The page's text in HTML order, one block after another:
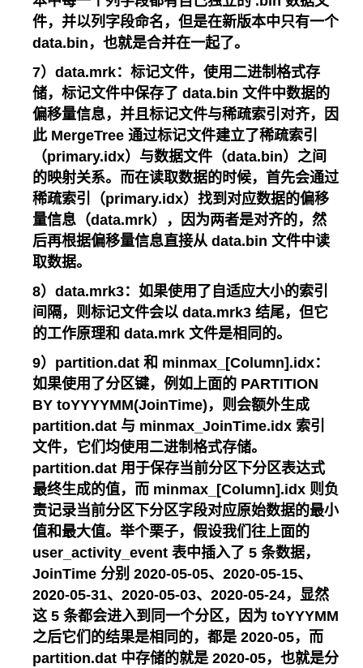
件，并以列字段命名，但是在新版本中只有一个
data.bin，也就是合并在一起了。
7）data.mrk：标记文件，使用二进制格式存
储，标记文件中保存了 data.bin 文件中数据的
偏移量信息，并且标记文件与稀疏索引对齐，因
此 MergeTree 通过标记文件建立了稀疏索引
（primary.idx）与数据文件（data.bin）之间
的映射关系。而在读取数据的时候，首先会通过
稀疏索引（primary.idx）找到对应数据的偏移
量信息（data.mrk），因为两者是对齐的，然
后再根据偏移量信息直接从 data.bin 文件中读
取数据。
8）data.mrk3：如果使用了自适应大小的索引
间隔，则标记文件会以 data.mrk3 结尾，但它
的工作原理和 data.mrk 文件是相同的。
9）partition.dat 和 minmax_[Column].idx：
如果使用了分区键，例如上面的 PARTITION
BY toYYYYMM(JoinTime)，则会额外生成
partition.dat 与 minmax_JoinTime.idx 索引
文件，它们均使用二进制格式存储。
partition.dat 用于保存当前分区下分区表达式
最终生成的值，而 minmax_[Column].idx 则负
责记录当前分区下分区字段对应原始数据的最小
值和最大值。举个栗子，假设我们往上面的
user_activity_event 表中插入了 5 条数据，
JoinTime 分别 2020-05-05、2020-05-15、
2020-05-31、2020-05-03、2020-05-24，显然
这 5 条都会进入到同一个分区，因为 toYYYMM
之后它们的结果是相同的，都是 2020-05，而
partition.dat 中存储的就是 2020-05，也就是分